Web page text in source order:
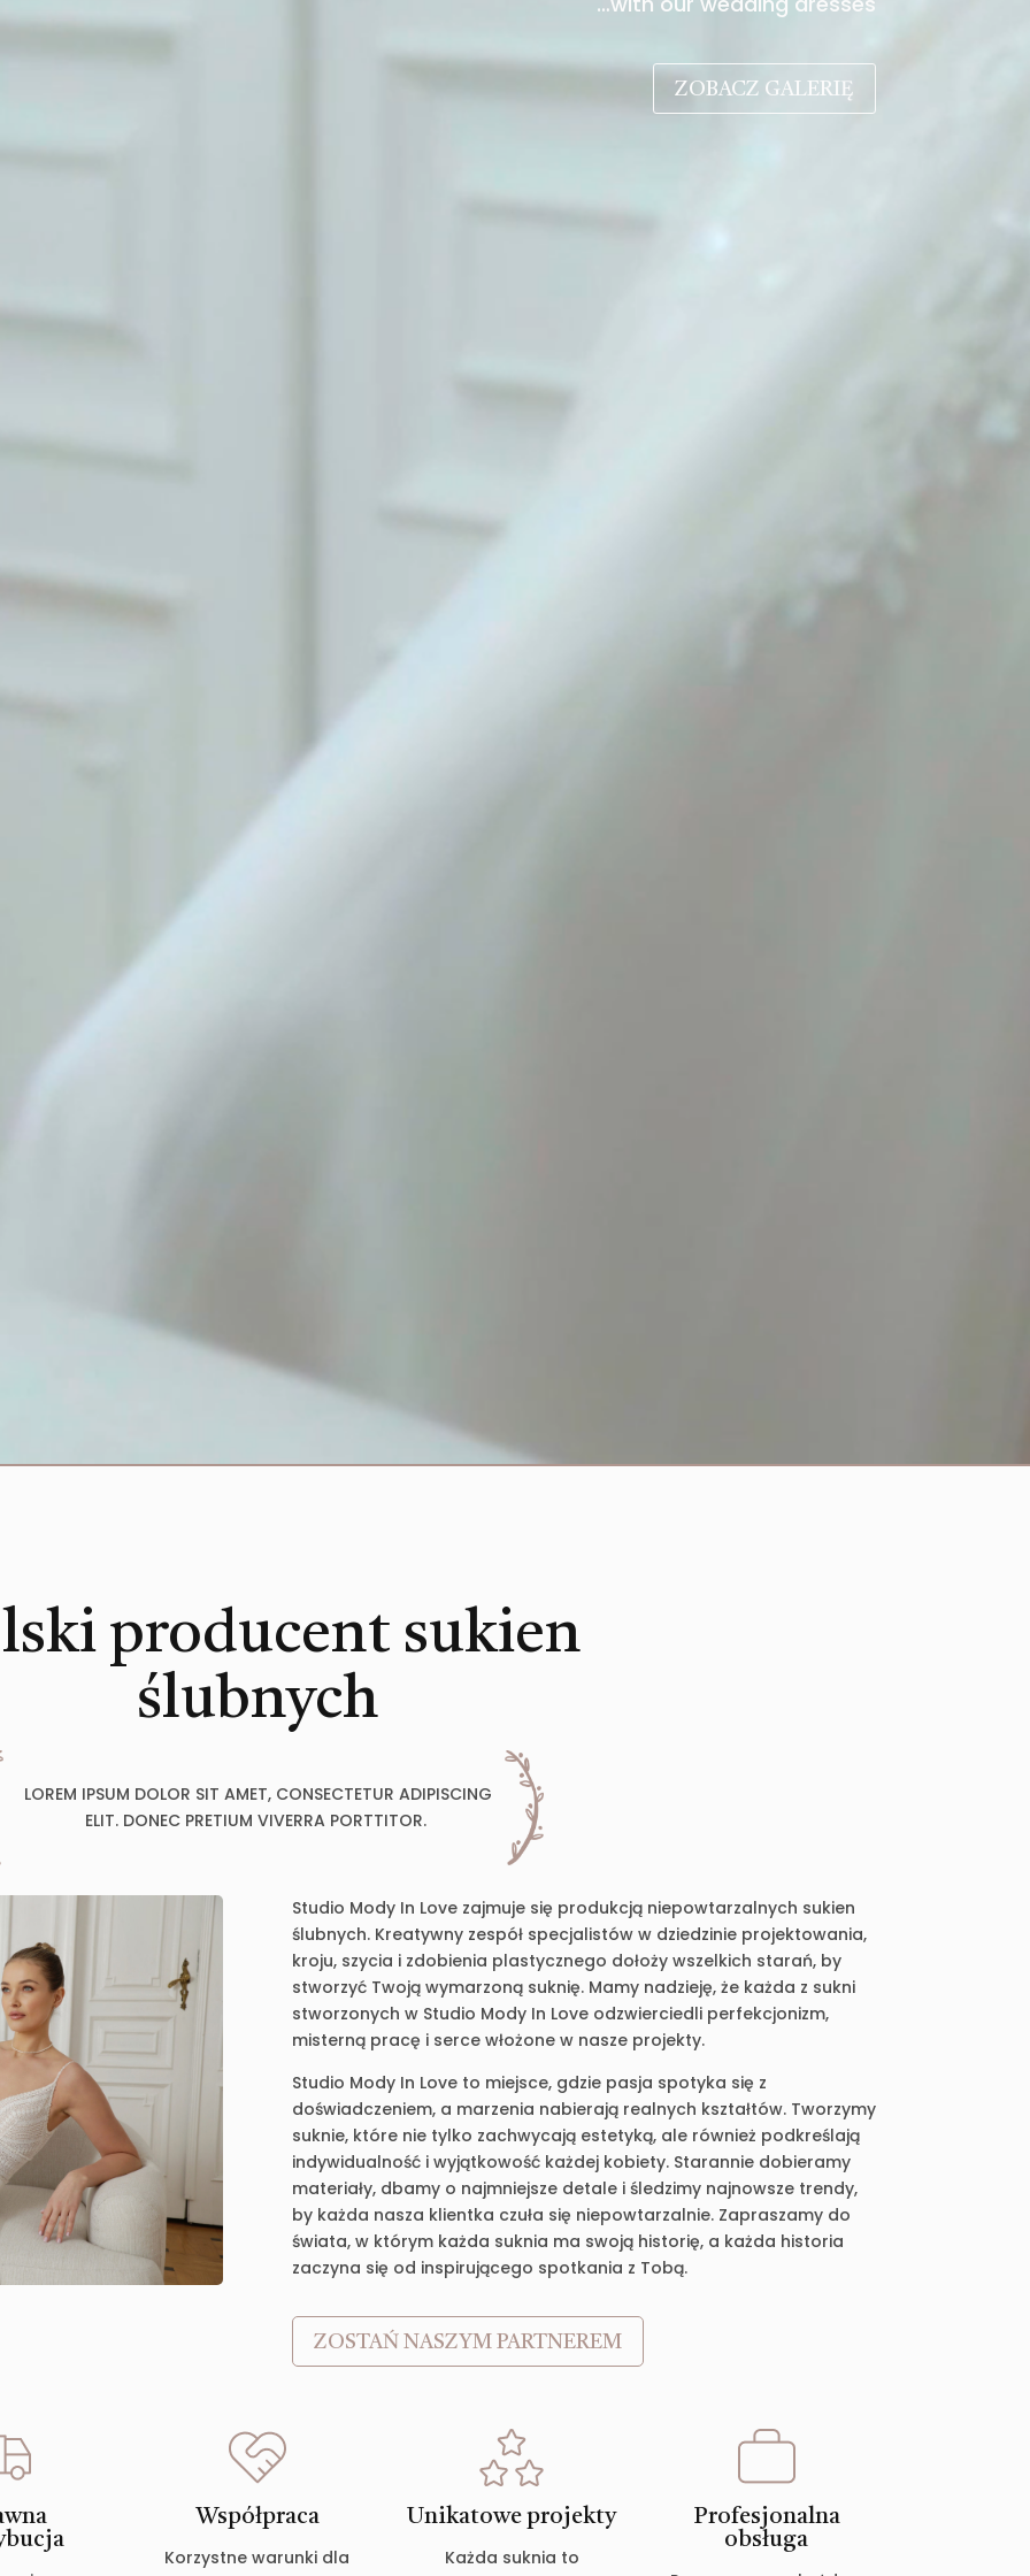
ZOBACZ GALERIĘ
producent sukien
ślubnych
LOREM IPSUM DOLOR SIT AMET, CONSECTETUR ADIPISCING
ELIT. DONEC PRETIUM VIVERRA PORTTITOR.
Studio Mody In Love zajmuje się produkcją niepowtarzalnych sukien
ślubnych. Kreatywny zespół specjalistów w dziedzinie projektowania,
kroju, szycia i zdobienia plastycznego dołoży wszelkich starań, by
stworzyć Twoją wymarzoną suknię. Mamy nadzieję, że każda z sukni
stworzonych w Studio Mody In Love odzwierciedli perfekcjonizm,
misterną pracę i serce włożone w nasze projekty.
Studio Mody In Love to miejsce, gdzie pasja spotyka się z
doświadczeniem, a marzenia nabierają realnych kształtów. Tworzymy
suknie, które nie tylko zachwycają estetyką, ale również podkreślają
indywidualność i wyjątkowość każdej kobiety. Starannie dobieramy
materiały, dbamy o najmniejsze detale i śledzimy najnowsze trendy,
by każda nasza klientka czuła się niepowtarzalnie. Zapraszamy do
świata, w którym każda suknia ma swoją historię, a każda historia
zaczyna się od inspirującego spotkania z Tobą.
ZOSTAŃ NASZYM PARTNEREM
Współpraca
Korzystne warunki dla
Unikatowe projekty
Każda suknia to
Profesjonalna
obsługa